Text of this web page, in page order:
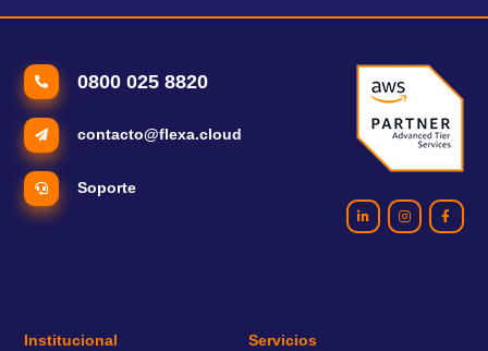
0800 025 8820
contacto@flexa.cloud
Soporte
Institucional Servicios